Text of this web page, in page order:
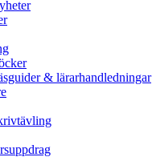
& lärarhandledningar